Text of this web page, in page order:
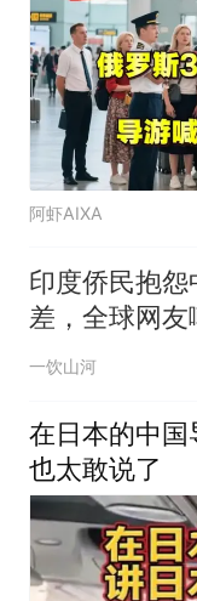
阿虾AIXA
印度侨民抱怨
差，全球网友
就回印度啊
一饮山河
在日本的中
也太敢说了